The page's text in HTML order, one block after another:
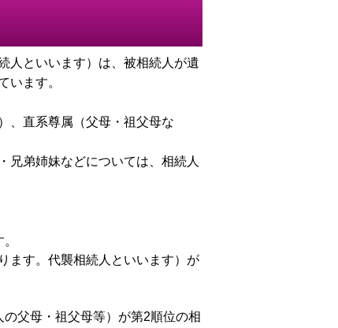
人といいます）は、被相続人が遺
います。
、直系尊属（父母・祖父母な
兄弟姉妹などについては、相続人
ます。代襲相続人といいます）が
父母・祖父母等）が第2順位の相